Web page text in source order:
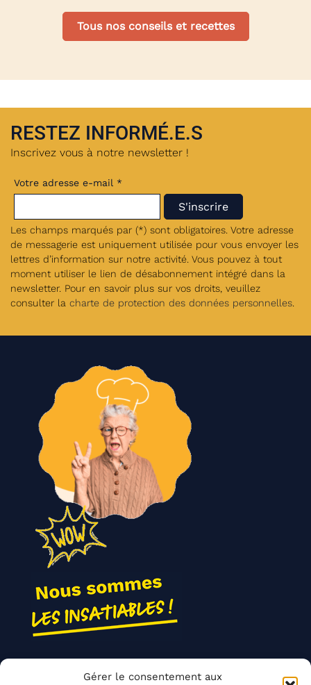
Gérer le consentement aux
Tous nos conseils et recettes
RESTEZ INFORMÉ.E.S
Inscrivez vous à notre newsletter !
Votre adresse e-mail *
Les champs marqués par (*) sont obligatoires. Votre adresse
de messagerie est uniquement utilisée pour vous envoyer les
lettres d’information sur notre activité. Vous pouvez à tout
moment utiliser le lien de désabonnement intégré dans la
newsletter. Pour en savoir plus sur vos droits, veuillez
consulter la charte de protection des données personnelles